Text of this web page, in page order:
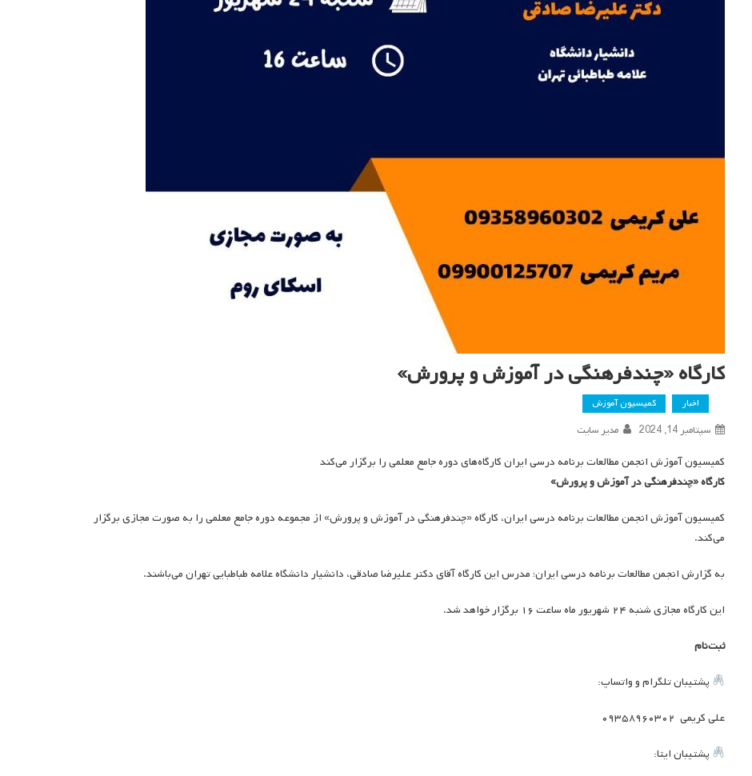
کارگاه «چندفرهنگی در آموزش و پرورش»
اخبار کمیسیون آموزش
سپتامبر 14, 2024 مدیر سایت
کمیسیون آموزش انجمن مطالعات برنامه درسی ایران کارگاه‌های دوره جامع معلمی را برگزار می‌کند
کارگاه «چندفرهنگی در آموزش و پرورش»
کمیسیون آموزش انجمن مطالعات برنامه درسی ایران، کارگاه «چندفرهنگی در آموزش و پرورش» از مجموعه دوره جامع معلمی را به صورت مجازی برگزار
می‌کند.
به گزارش انجمن مطالعات برنامه درسی ایران؛ مدرس این کارگاه آقای دکتر علیرضا صادقی، دانشیار دانشگاه علامه طباطبایی تهران می‌باشند.
این کارگاه مجازی شنبه ۲۴ شهریور ماه ساعت ۱۶ برگزار خواهد شد.
ثبت‌نام
پشتیبان تلگرام و واتساپ:
علی کریمی ۰۹۳۵۸۹۶۰۳۰۲
پشتیبان ایتا: